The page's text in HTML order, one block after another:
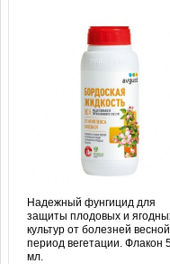
Надежный фунгицид для
защиты плодовых и
культур от болезней
период вегетации. Флакон
мл.